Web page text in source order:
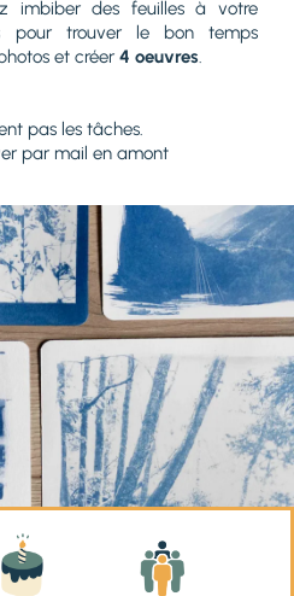
imbiber des feuilles à votre
pour trouver le bon temps
et créer 4 oeuvres.
pas les tâches.
par mail en amont